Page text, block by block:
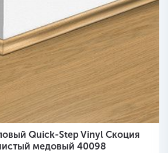
Quick-Step Vinyl Скоция
медовый 40098